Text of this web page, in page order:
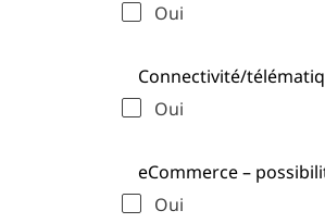
Oui
Connectivité/
Oui
eCommerce –
Oui